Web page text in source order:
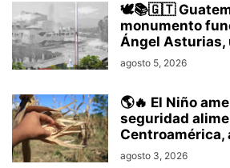
🕊️📚🇬🇹
monumento
Ángel Asturias,
agosto 5, 2026
🌎🔥 El Niño
seguridad
Centroamérica,
agosto 3, 2026